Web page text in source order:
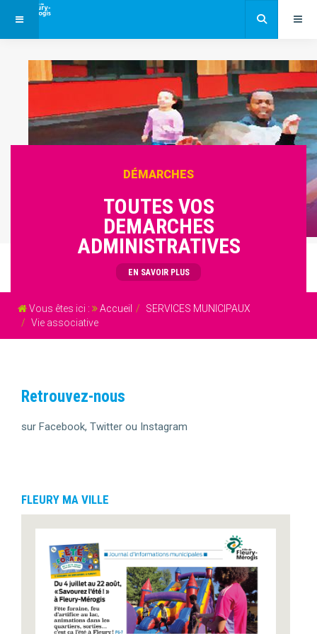
DÉMARCHES
TOUTES VOS
DEMARCHES
ADMINISTRATIVES
EN SAVOIR PLUS
Vous êtes ici : Accueil
SERVICES MUNICIPAUX
Vie associative
Retrouvez-nous
sur Facebook, Twitter ou Instagram
FLEURY MA VILLE